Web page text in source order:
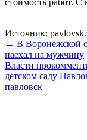
стоимость работ. С
Источник:
← В Воронежской
наехал на мужчину
Власти
детском саду
павловск